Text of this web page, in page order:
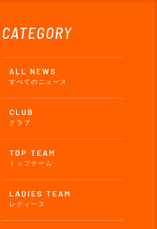
CATEGORY
ALL NEWS
すべてのニュース
CLUB
クラブ
TOP TEAM
トップチーム
LADIES TEAM
レディース